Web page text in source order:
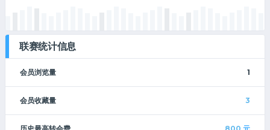
联赛统计信息
会员浏览量 1
会员收藏量 3